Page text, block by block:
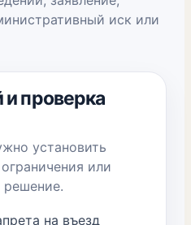
иск или
и проверка
установить
или
решение.
на въезд